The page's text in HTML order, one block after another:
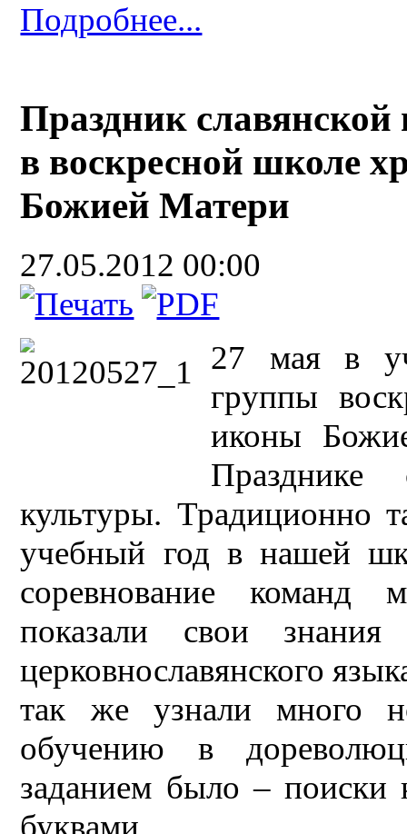
Подробнее...
Праздник
в воскресной школе
Божией Матери
27.05.2012 00:00
27 мая в
группы
иконы
Празднике
культуры. Традиционно
учебный год в нашей
соревнование команд
показали свои
церковнославянского
так же узнали много
обучению в
заданием было – поиски
буквами.